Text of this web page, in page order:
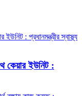
কেয়ার ইউনিট :